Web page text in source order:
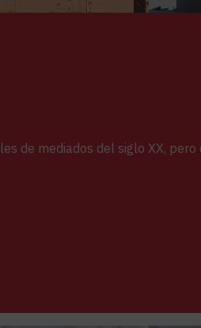
de mediados del siglo XX, pero